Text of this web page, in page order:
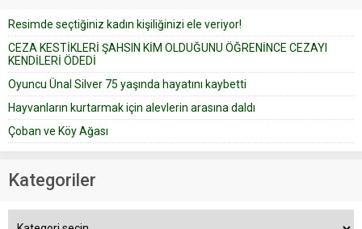
yapıştırdığı için düğünden...
Resimde seçtiğiniz kadın kişiliğinizi ele veriyor!
CEZA KESTİKLERİ ŞAHSIN KİM OLDUĞUNU ÖĞRENİNCE CEZAYI
KENDİLERİ ÖDEDİ
Oyuncu Ünal Silver 75 yaşında hayatını kaybetti
Hayvanların kurtarmak için alevlerin arasına daldı
Çoban ve Köy Ağası
Kategoriler